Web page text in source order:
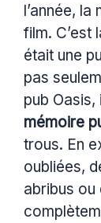
l’année,
film. C’est
était une
pas
pub Oasis,
mémoire
trous. En
oubliées,
abribus